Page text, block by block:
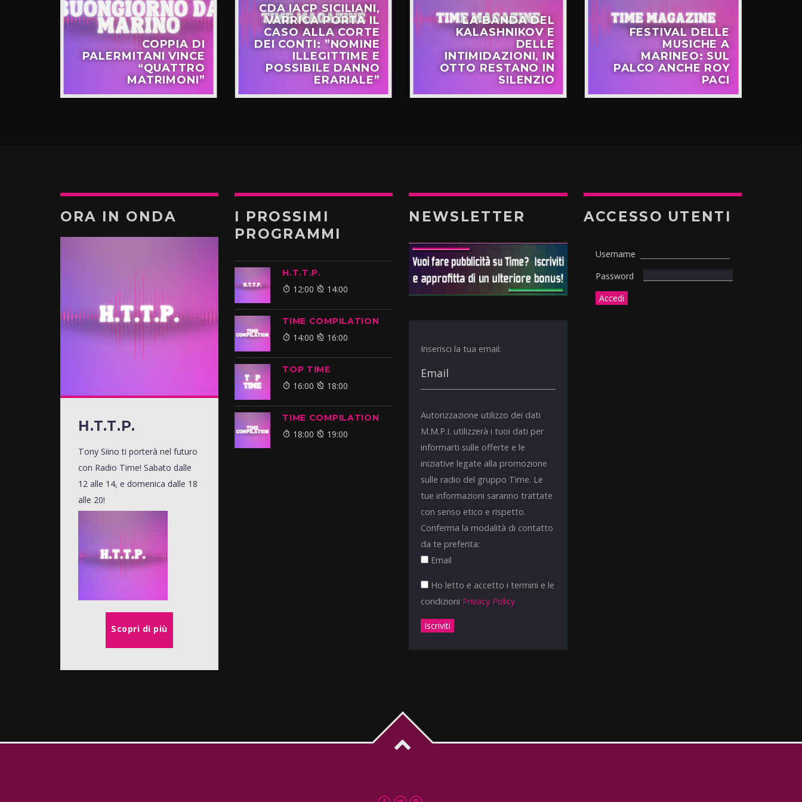
COPPIA DI
PALERMITANI VINCE
“QUATTRO
MATRIMONI”
CDA IACP SICILIANI,
VARRICA PORTA IL
CASO ALLA CORTE
DEI CONTI: ”NOMINE
ILLEGITTIME E
POSSIBILE DANNO
ERARIALE”
LA BANDA DEL
KALASHNIKOV E
DELLE
INTIMIDAZIONI, IN
OTTO RESTANO IN
SILENZIO
FESTIVAL DELLE
MUSICHE A
MARINEO: SUL
PALCO ANCHE ROY
PACI
ORA IN ONDA
H.T.T.P.
Tony Siino ti porterà nel futuro
con Radio Time! Sabato dalle
12 alle 14, e domenica dalle 18
alle 20!
Scopri di più
I PROSSIMI
PROGRAMMI
H.T.T.P.
12:00 14:00
TIME COMPILATION
14:00 16:00
TOP TIME
16:00 18:00
TIME COMPILATION
18:00 19:00
NEWSLETTER
Inserisci la tua email:
Autorizzazione utilizzo dei dati
M.M.P.I. utilizzerà i tuoi dati per
informarti sulle offerte e le
iniziative legate alla promozione
sulle radio del gruppo Time. Le
tue informazioni saranno trattate
con senso etico e rispetto.
Conferma la modalità di contatto
da te preferita:
Email
Ho letto e accetto i termini e le
condizioni Privacy Policy
ACCESSO UTENTI
Username
Password